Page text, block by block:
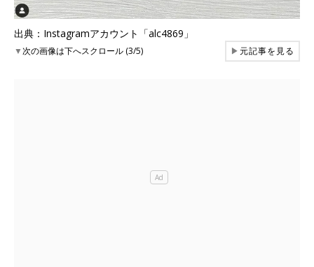
出典：Instagramアカウント「alc4869」
▼次の画像は下へスクロール (3/5) ▶元記事を見る